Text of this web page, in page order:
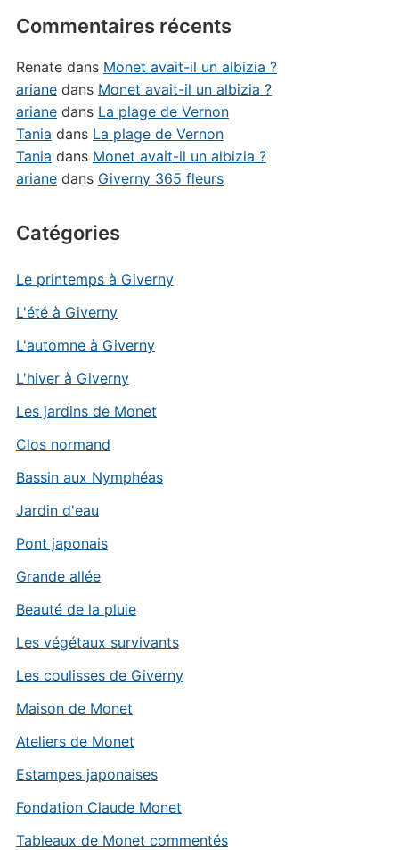
Commentaires récents
Renatedans Monet avait-il un albizia ?
arianedans Monet avait-il un albizia ?
arianedans La plage de Vernon
Tania dans La plage de Vernon
Tania dans Monet avait-il un albizia ?
arianedans Giverny 365 fleurs
Catégories
Le printemps à Giverny
L'été à Giverny
L'automne à Giverny
L'hiver à Giverny
Les jardins de Monet
Clos normand
Bassin aux Nymphéas
Jardin d'eau
Pont japonais
Grande allée
Beauté de la pluie
Les végétaux survivants
Les coulisses de Giverny
Maison de Monet
Ateliers de Monet
Estampes japonaises
Fondation Claude Monet
Tableaux de Monet commentés